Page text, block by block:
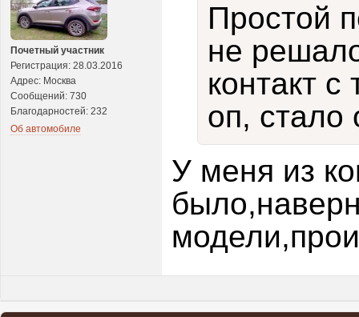
Почетный участник
Регистрация: 28.03.2016
Адрес: Москва
Сообщений: 730
Благодарностей: 232
Об автомобиле
Простой
не
контакт
оп, стало
У меня из